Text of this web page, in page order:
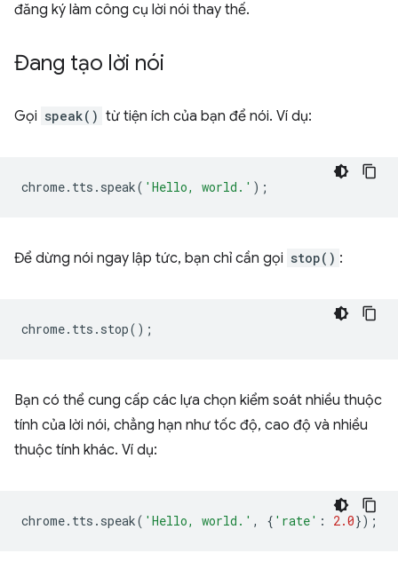
đăng ký làm công cụ lời nói thay thế.
Đang tạo lời nói
Gọi speak() từ tiện ích của bạn để nói. Ví dụ:
chrome. tts . speak( 'Hello, world.' );
Để dừng nói ngay lập tức, bạn chỉ cần gọi stop() :
chrome. tts . stop();
Bạn có thể cung cấp các lựa chọn kiểm soát nhiều thuộc
tính của lời nói, chẳng hạn như tốc độ, cao độ và nhiều
thuộc tính khác. Ví dụ:
chrome. tts . speak( 'Hello, world.' , { 'rate' : 2.0});